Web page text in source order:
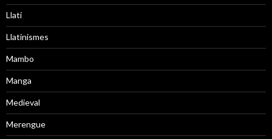
Llatí
Llatinismes
Mambo
Manga
Medieval
Merengue